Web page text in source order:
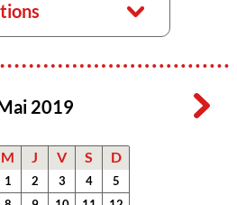
2019
M J V S D
1 2 3 4
5